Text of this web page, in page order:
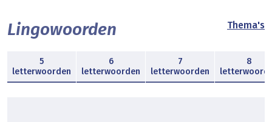
Lingowoorden Thema's
5
letterwoorden
6
letterwoorden
7
letterwoorden
8